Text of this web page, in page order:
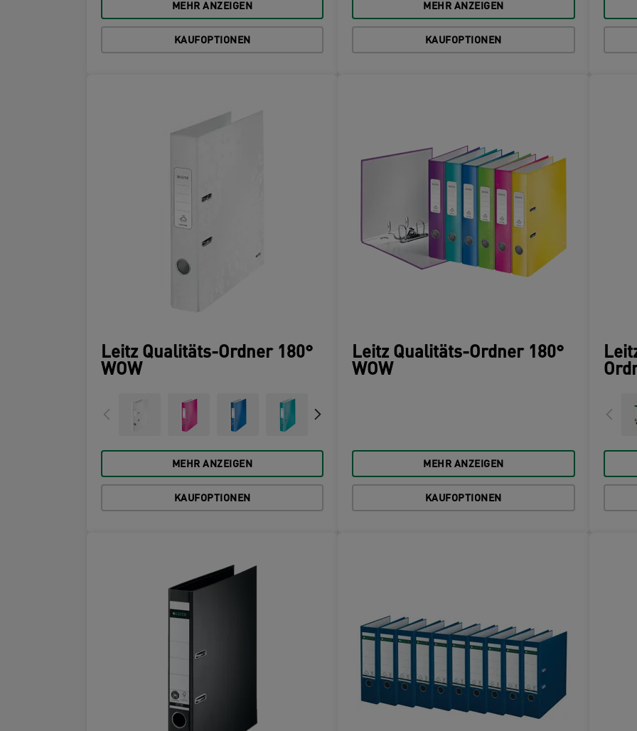
MEHR ANZEIGEN
KAUFOPTIONEN
MEHR ANZEIGEN
KAUFOPTIONEN
Leitz Qualitäts-Ordner 180°
WOW
MEHR ANZEIGEN
KAUFOPTIONEN
Leitz Qualitäts-Ordner 180°
WOW
MEHR ANZEIGEN
KAUFOPTIONEN